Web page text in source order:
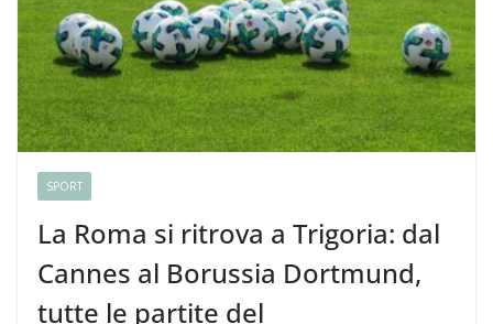
SPORT
La Roma si ritrova a Trigoria: dal
Cannes al Borussia Dortmund,
tutte le partite del